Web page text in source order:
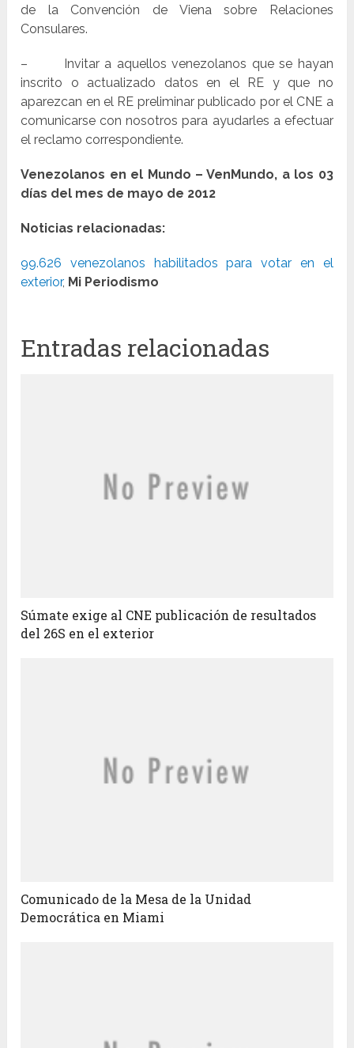
de la Convención de Viena sobre Relaciones
Consulares.
– Invitar a aquellos venezolanos que se hayan
inscrito o actualizado datos en el RE y que no
aparezcan en el RE preliminar publicado por el CNE a
comunicarse con nosotros para ayudarles a efectuar
el reclamo correspondiente.
Venezolanos en el Mundo – VenMundo, a los 03
días del mes de mayo de 2012
Noticias relacionadas:
99.626 venezolanos habilitados para votar en el
exterior, Mi Periodismo
Entradas relacionadas
Súmate exige al CNE publicación de resultados
del 26S en el exterior
Comunicado de la Mesa de la Unidad
Democrática en Miami